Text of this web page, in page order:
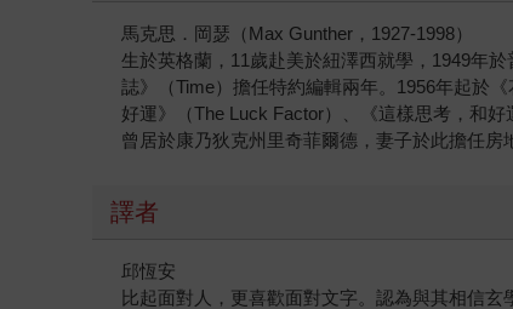
馬克思．岡瑟（Max Gunther，1927-1998）
生於英格蘭，11歲赴美於紐澤西就學，1949年
誌》（Time）擔任特約編輯兩年。1956年起於
好運》（The Luck Factor）、《這樣思考，和
曾居於康乃狄克州里奇菲爾德，妻子於此擔任房
譯者
邱恆安
比起面對人，更喜歡面對文字。認為與其相信